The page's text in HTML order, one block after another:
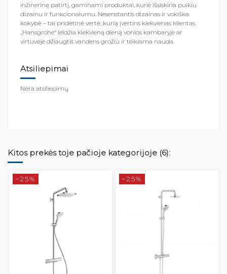
inžinerinę patirtį, gaminami produktai, kurie išsiskiria puikiu
dizainu ir funkcionalumu. Nesenstantis dizainas ir vokiška
kokybė – tai pridėtinė vertė, kurią įvertins kiekvienas klientas.
„Hansgrohe“ leidžia kiekvieną dieną vonios kambaryje ar
virtuvėje džiaugtis vandens grožiu ir teikiama nauda.
Atsiliepimai
Nėra atsiliepimų
Kitos prekės toje pačioje kategorijoje (6):
−25% −25%